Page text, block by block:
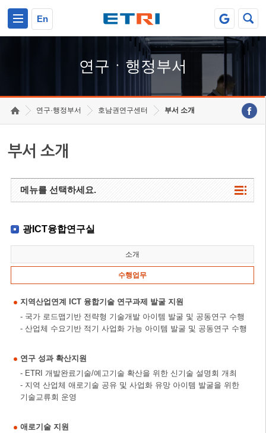
En
연구ㆍ행정부서
연구·행정부서 호남권연구센터 부서 소개
부서 소개
메뉴를 선택하세요.
광ICT융합연구실
소개
수행업무
지역산업연계 ICT 융합기술 연구과제 발굴 지원
- 국가 로드맵기반 전략형 기술개발 아이템 발굴 및 공동연구 수행
- 산업체 수요기반 적기 사업화 가능 아이템 발굴 및 공동연구 수행
연구 성과 확산지원
- ETRI 개발완료기술/예고기술 확산을 위한 신기술 설명회 개최
- 지역 산업체 애로기술 공유 및 사업화 유망 아이템 발굴을 위한
기술교류회 운영
애로기술 지원